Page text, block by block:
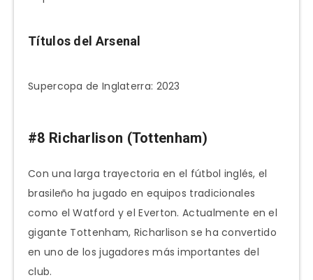
Títulos del Arsenal
Supercopa de Inglaterra: 2023
#8 Richarlison (Tottenham)
Con una larga trayectoria en el fútbol inglés, el
brasileño ha jugado en equipos tradicionales
como el Watford y el Everton. Actualmente en el
gigante Tottenham, Richarlison se ha convertido
en uno de los jugadores más importantes del
club.